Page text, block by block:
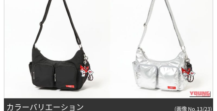
カラーバリエーション (画像 No.13/23)